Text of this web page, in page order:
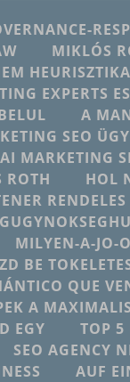
MIKLÓS
HEURISZTIKA
EXPERTS
A
SEO
MARKETING
ROTH
HOL
MILYEN-A-JO-
BE
QUE
A MAXIMALIS
EGY
TOP 5
SEO AGENCY
AUF